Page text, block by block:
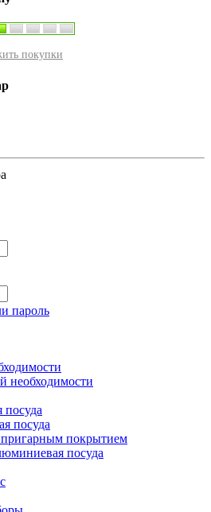
покупки
пароль
необходимости
посуда
покрытием
посуда